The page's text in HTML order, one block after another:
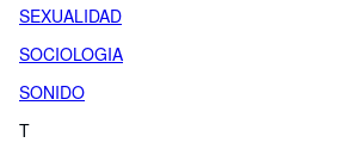
SEXUALIDAD
SOCIOLOGIA
SONIDO
T